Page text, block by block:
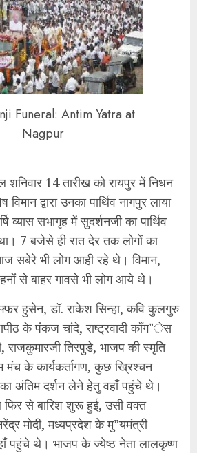
Funeral: Antim Yatra at
Nagpur
शनिवार 14 तारीख को रायपुर में निधन
द्वारा उनका पार्थिव नागपुर लाया
व्यास सभागृह में सुदर्शनजी का पार्थिव
7 बजेसे ही रात देर तक लोगों का
सबेरे भी लोग आही रहे थे। विमान,
से बाहर गावसे भी लोग आये थे।
हुसेन, डॉ. राकेश सिन्हा, कवि कुलगुरु
के पंकज चांदे, राष्ट्रवादी कॉंग”ेस
राजकुमारजी तिरपुडे, भाजप की स्मृति
मंच के कार्यकर्तागण, कुछ ख्रिश्चन
का अंतिम दर्शन लेने हेतु वहॉं पहुंचे थे।
से बारिश शुरू हुई, उसी वक्त
मोदी, मध्यप्रदेश के मु”यमंत्री
पहुंचे थे। भाजप के ज्येष्ठ नेता लालकृष्ण